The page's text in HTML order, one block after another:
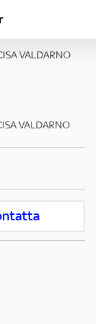
VALDARNO
VALDARNO